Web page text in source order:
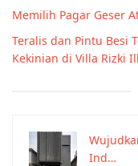
Memilih Pagar Geser
Teralis dan Pintu Besi
Kekinian di Villa Rizki
Ind…